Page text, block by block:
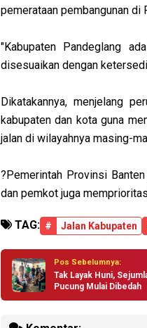
pemerataan pembangunan di
"Kabupaten Pandeglang
disesuaikan dengan
Dikatakannya, menjelang
kabupaten dan kota guna
jalan di wilayahnya masing-
?Pemerintah Provinsi
dan pemkot juga
TAG: # Jalan Kabupaten
Pos Sebelumnya:
Tak Layak Huni,
Pucung Mulai Dibedah